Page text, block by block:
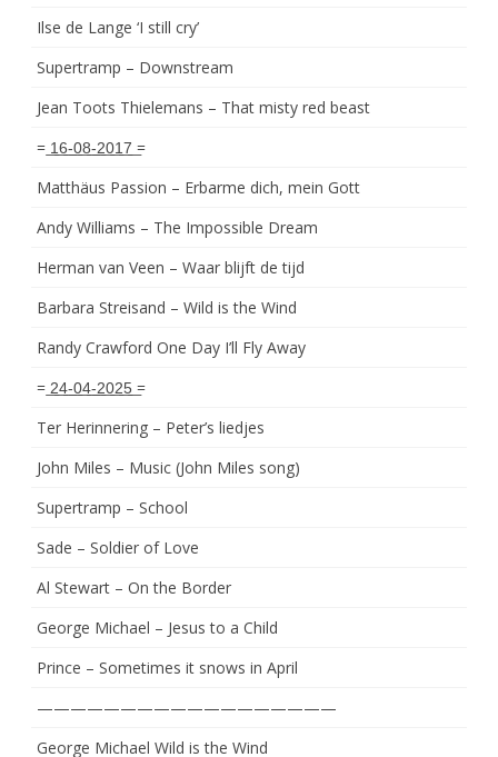
Ilse de Lange ‘I still cry’
Supertramp – Downstream
Jean Toots Thielemans – That misty red beast
= ͟1͟6͟-͟0͟8͟-͟2͟0͟1͟7͟ =
Matthäus Passion – Erbarme dich, mein Gott
Andy Williams – The Impossible Dream
Herman van Veen – Waar blijft de tijd
Barbara Streisand – Wild is the Wind
Randy Crawford One Day I’ll Fly Away
= ͟2͟4͟-͟0͟4͟-͟2͟0͟2͟5͟ =
Ter Herinnering – Peter’s liedjes
John Miles – Music (John Miles song)
Supertramp – School
Sade – Soldier of Love
Al Stewart – On the Border
George Michael – Jesus to a Child
Prince – Sometimes it snows in April
——————————————————
George Michael Wild is the Wind